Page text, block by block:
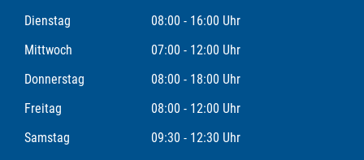
Dienstag
08:00 - 16:00 Uhr
Mittwoch
07:00 - 12:00 Uhr
Donnerstag
08:00 - 18:00 Uhr
Freitag
08:00 - 12:00 Uhr
Samstag
09:30 - 12:30 Uhr